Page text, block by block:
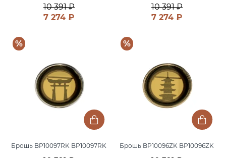
7 274 ₽
10 391 ₽
7 274 ₽
10 391 ₽
%
Брошь BP10097RK BP10097RK
%
Брошь BP10096ZK BP10096ZK